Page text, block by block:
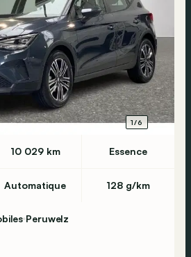
1/6
10 029 km Essence
Automatique 128 g/km
Peruwelz